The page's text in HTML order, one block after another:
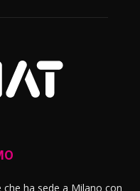
ha sede a Milano con